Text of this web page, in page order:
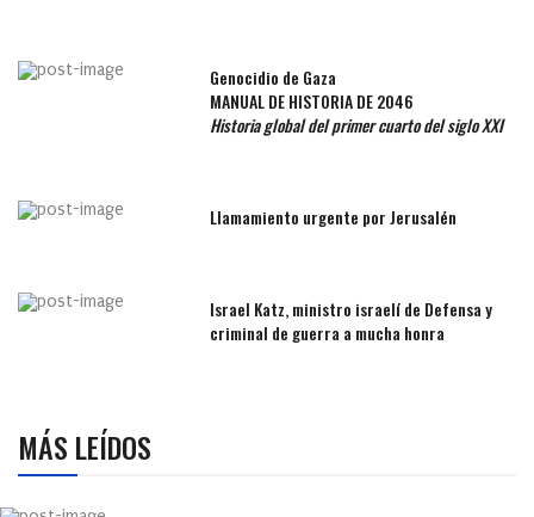
Genocidio de Gaza
MANUAL DE HISTORIA DE 2046
Historia global del primer cuarto del siglo XXI
Llamamiento urgente por Jerusalén
Israel Katz, ministro israelí de Defensa y
criminal de guerra a mucha honra
MÁS LEÍDOS